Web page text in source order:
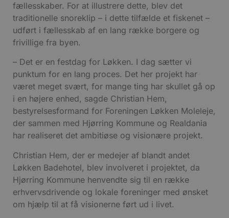
fællesskaber. For at illustrere dette, blev det
traditionelle snoreklip – i dette tilfælde et fiskenet –
udført i fællesskab af en lang række borgere og
frivillige fra byen.
– Det er en festdag for Løkken. I dag sætter vi
punktum for en lang proces. Det her projekt har
været meget svært, for mange ting har skullet gå op
i en højere enhed, sagde Christian Hem,
bestyrelsesformand for Foreningen Løkken Moleleje,
der sammen med Hjørring Kommune og Realdania
har realiseret det ambitiøse og visionære projekt.
Christian Hem, der er medejer af blandt andet
Løkken Badehotel, blev involveret i projektet, da
Hjørring Kommune henvendte sig til en række
erhvervsdrivende og lokale foreninger med ønsket
om hjælp til at få visionerne ført ud i livet.